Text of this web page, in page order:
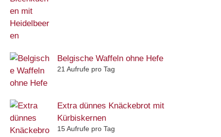
Belgische Waffeln ohne Hefe
21 Aufrufe pro Tag
Extra dünnes Knäckebrot mit
Kürbiskernen
15 Aufrufe pro Tag